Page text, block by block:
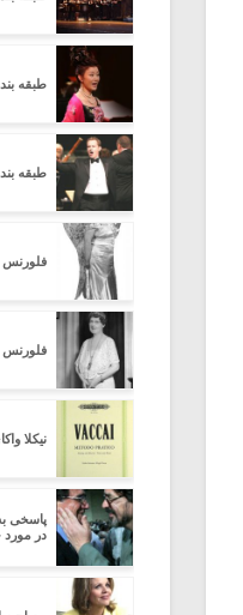
طبقه
طبقه
فلورنس
فلورنس
نیکلا
پاسخی
در مورد